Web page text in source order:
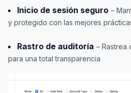
Inicio de sesión seguro –
y protegido con las mejores
Rastro de auditoría – Rastrea
para una total transparencia